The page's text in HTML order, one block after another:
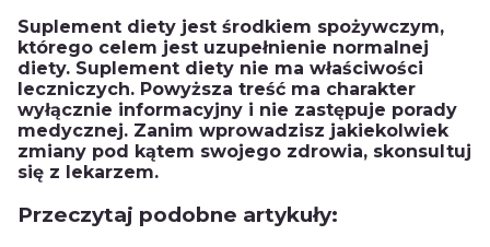
Suplement diety jest środkiem spożywczym,
którego celem jest uzupełnienie normalnej
diety. Suplement diety nie ma właściwości
leczniczych. Powyższa treść ma charakter
wyłącznie informacyjny i nie zastępuje porady
medycznej. Zanim wprowadzisz jakiekolwiek
zmiany pod kątem swojego zdrowia, skonsultuj
się z lekarzem.
Przeczytaj podobne artykuły: